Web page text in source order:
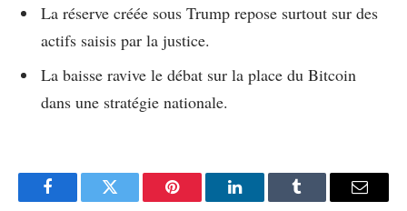
La réserve créée sous Trump repose surtout sur des
actifs saisis par la justice.
La baisse ravive le débat sur la place du Bitcoin
dans une stratégie nationale.
FacebookTwitter Pinterest LinkedInTumblr Email